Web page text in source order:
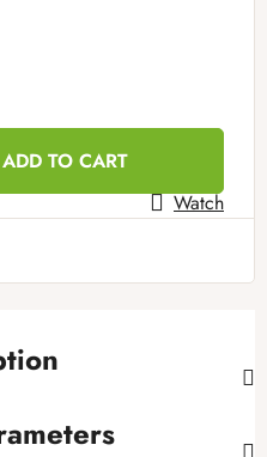
ADD TO CART
Watch